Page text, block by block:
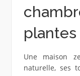
Une maison
naturelle, ses